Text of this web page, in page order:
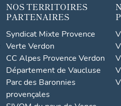
NOS TERRITOIRES
PARTENAIRES
Syndicat Mixte Provence
Verte Verdon
CC Alpes Provence Verdon
Département de Vaucluse
Parc des Baronnies
provençales